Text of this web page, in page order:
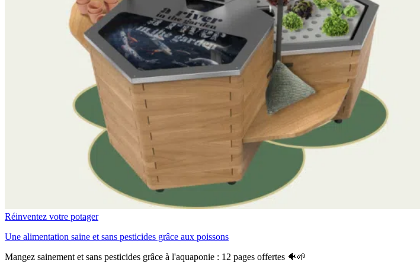
Réinventez votre potager
Une alimentation saine et sans pesticides grâce aux poissons
Mangez sainement et sans pesticides grâce à l'aquaponie : 12 pages offertes 🐠🌱